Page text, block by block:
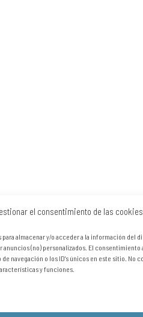
el consentimiento de las cookies
almacenar y/o acceder a la información del
anuncios (no) personalizados. El
navegación o los ID's únicos en este sitio. No
y funciones.